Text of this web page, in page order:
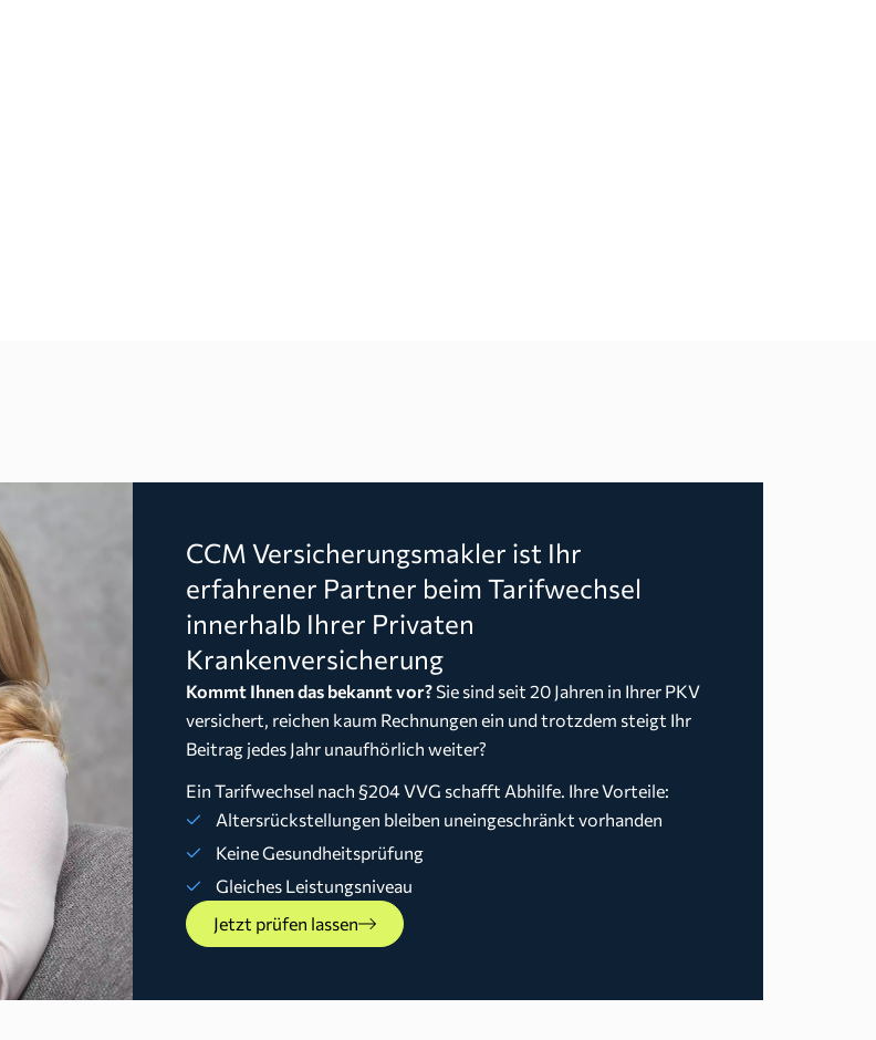
CCM Versicherungsmakler ist Ihr
erfahrener Partner beim Tarifwechsel
innerhalb Ihrer Privaten
Krankenversicherung
Kommt Ihnen das bekannt vor? Sie sind seit 20 Jahren in Ihrer PKV
versichert, reichen kaum Rechnungen ein und trotzdem steigt Ihr
Beitrag jedes Jahr unaufhörlich weiter?
Ein Tarifwechsel nach §204 VVG schafft Abhilfe. Ihre Vorteile:
Altersrückstellungen bleiben uneingeschränkt vorhanden
Keine Gesundheitsprüfung
Gleiches Leistungsniveau
Jetzt prüfen lassen